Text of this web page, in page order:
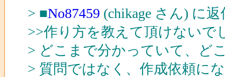
> ■No87459 (chikage さん) に返
>>作り方を教えて頂けないで
> どこまで分かっていて、ど
> 質問ではなく、作成依頼に